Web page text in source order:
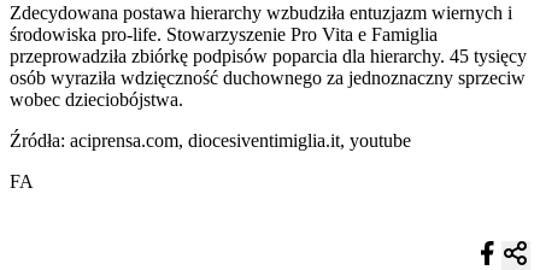
Zdecydowana postawa hierarchy wzbudziła entuzjazm wiernych i
środowiska pro-life. Stowarzyszenie Pro Vita e Famiglia
przeprowadziła zbiórkę podpisów poparcia dla hierarchy. 45 tysięcy
osób wyraziła wdzięczność duchownego za jednoznaczny sprzeciw
wobec dzieciobójstwa.
Źródła: aciprensa.com, diocesiventimiglia.it, youtube
FA